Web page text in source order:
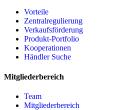
Vorteile
Zentralregulierung
Verkaufsförderung
Produkt-Portfolio
Kooperationen
Händler Suche
Mitgliederbereich
Team
Mitgliederbereich